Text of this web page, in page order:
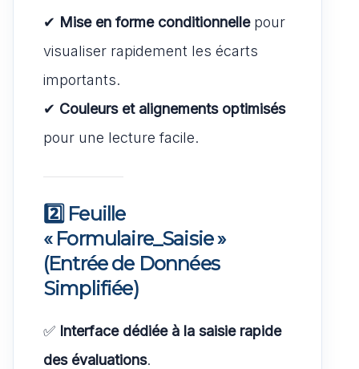
✔ Mise en forme conditionnellepour
visualiser rapidement les écarts
importants.
✔ Couleurs et alignements optimisés
pour une lecture facile.
2️⃣ Feuille
« Formulaire_Saisie »
(Entrée de Données
Simplifiée)
✅ Interface dédiée à la saisie rapide
des évaluations.